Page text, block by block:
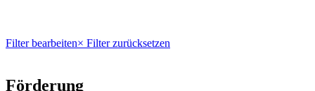
Filter bearbeiten× Filter zurücksetzen
Förderung